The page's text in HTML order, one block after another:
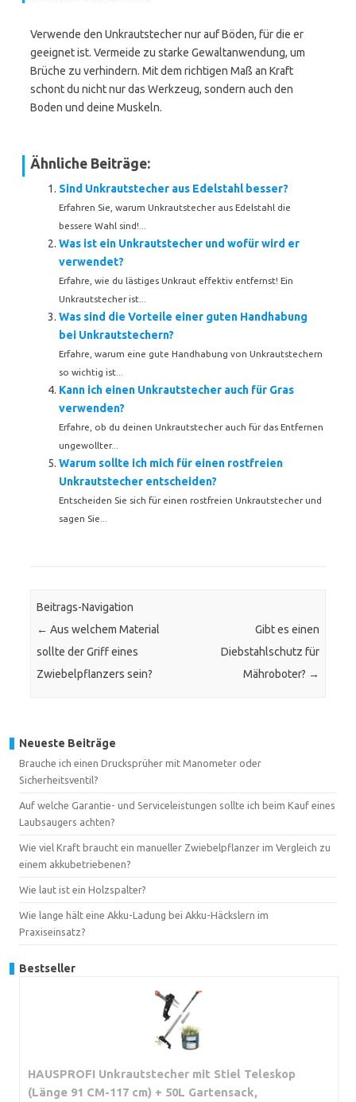
Verwende den Unkrautstecher nur auf Böden, für die er
geeignet ist. Vermeide zu starke Gewaltanwendung, um
Brüche zu verhindern. Mit dem richtigen Maß an Kraft
schont du nicht nur das Werkzeug, sondern auch den
Boden und deine Muskeln.
Ähnliche Beiträge:
Sind Unkrautstecher aus Edelstahl besser?
Erfahren Sie, warum Unkrautstecher aus Edelstahl die
bessere Wahl sind!...
Was ist ein Unkrautstecher und wofür wird er
verwendet?
Erfahre, wie du lästiges Unkraut effektiv entfernst! Ein
Unkrautstecher ist...
Was sind die Vorteile einer guten Handhabung
bei Unkrautstechern?
Erfahre, warum eine gute Handhabung von Unkrautstechern
so wichtig ist...
Kann ich einen Unkrautstecher auch für Gras
verwenden?
Erfahre, ob du deinen Unkrautstecher auch für das Entfernen
ungewollter...
Warum sollte ich mich für einen rostfreien
Unkrautstecher entscheiden?
Entscheiden Sie sich für einen rostfreien Unkrautstecher und
sagen Sie...
Beitrags-Navigation
← Aus welchem Material
sollte der Griff eines
Zwiebelpflanzers sein?
Gibt es einen
Diebstahlschutz für
Mähroboter? →
Neueste Beiträge
Brauche ich einen Drucksprüher mit Manometer oder
Sicherheitsventil?
Auf welche Garantie- und Serviceleistungen sollte ich beim Kauf eines
Laubsaugers achten?
Wie viel Kraft braucht ein manueller Zwiebelpflanzer im Vergleich zu
einem akkubetriebenen?
Wie laut ist ein Holzspalter?
Wie lange hält eine Akku-Ladung bei Akku-Häckslern im
Praxiseinsatz?
Bestseller
HAUSPROFI Unkrautstecher mit Stiel Teleskop
(Länge 91 CM-117 cm) + 50L Gartensack,